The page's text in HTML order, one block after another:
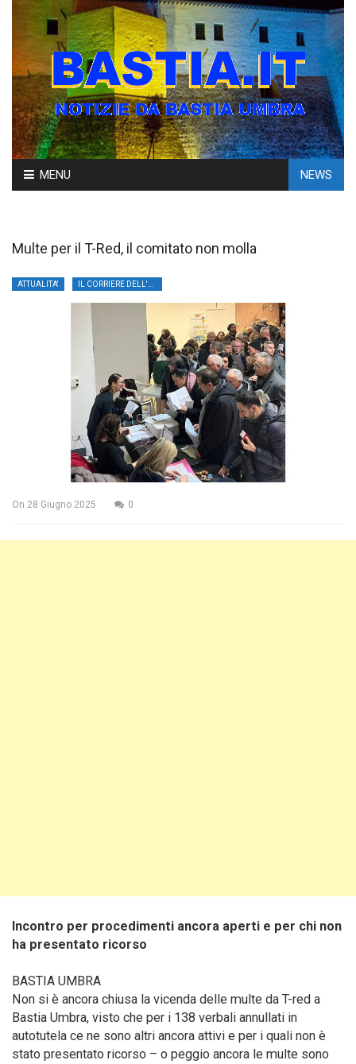
Skip
to
MENU NEWS
Multe per il T-Red, il comitato non molla
ATTUALITA'
On 28 Giugno 2025 0
Incontro per procedimenti ancora aperti e per chi non
ha presentato ricorso
BASTIA UMBRA
Non si è ancora chiusa la vicenda delle multe da T-red a
Bastia Umbra, visto che per i 138 verbali annullati in
autotutela ce ne sono altri ancora attivi e per i quali non è
stato presentato ricorso – o peggio ancora le multe sono